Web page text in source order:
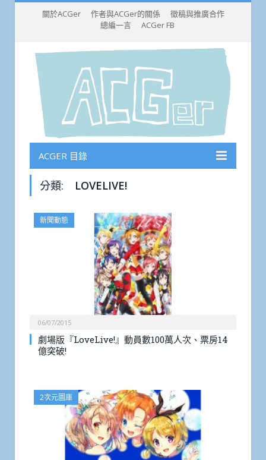
關於ACGer 作者與ACGer的關係
徵稿與推廣合作
總編一言
ACGer FB
ACGER 目錄
分類: LOVELIVE!
新聞動態
06/07/2015
劇場版『LoveLive!』動員數100萬人次、票房14
億突破!
2次元圖庫